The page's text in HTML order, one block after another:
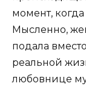
момент,
Мысленно,
подала
реальной
любовнице